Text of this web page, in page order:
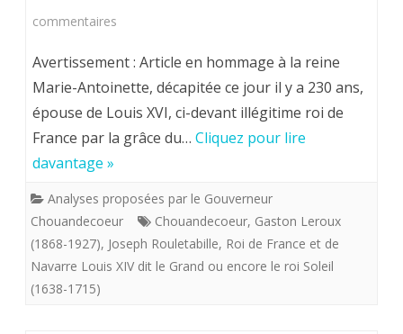
commentaires
mot
du
Gouverneur
Louis
XIV
–
Avertissement : Article en hommage à la reine
Marie-Antoinette, décapitée ce jour il y a 230 ans,
épouse de Louis XVI, ci-devant illégitime roi de
France par la grâce du… Cliquez pour lire
davantage »
Analyses proposées par le Gouverneur
Chouandecoeur
Chouandecoeur, Gaston Leroux
(1868-1927), Joseph Rouletabille, Roi de France et de
Navarre Louis XIV dit le Grand ou encore le roi Soleil
(1638-1715)